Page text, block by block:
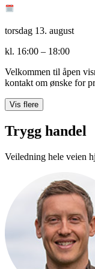
torsdag 13. august
kl. 16:00 – 18:00
Velkommen til åpen
kontakt om ønske for
Vis flere
Trygg handel
Veiledning hele veien